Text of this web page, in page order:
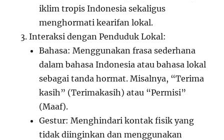
iklim tropis Indonesia sekaligus
menghormati kearifan lokal.
Interaksi dengan Penduduk Lokal:
Bahasa: Menggunakan frasa sederhana
dalam bahasa Indonesia atau bahasa lokal
sebagai tanda hormat. Misalnya, “Terima
kasih” (Terimakasih) atau “Permisi”
(Maaf).
Gestur: Menghindari kontak fisik yang
tidak diinginkan dan menggunakan